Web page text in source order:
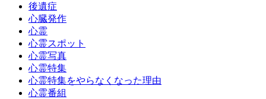
後遺症
心臓発作
心霊
心霊スポット
心霊写真
心霊特集
心霊特集をやらなくなった理由
心霊番組